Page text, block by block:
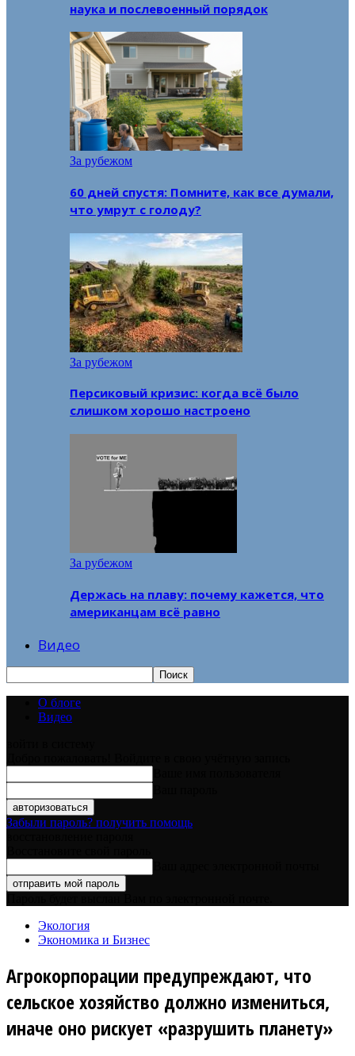
наука и послевоенный порядок
За рубежом
60 дней спустя: Помните, как все думали,
что умрут с голоду?
За рубежом
Персиковый кризис: когда всё было
слишком хорошо настроено
За рубежом
Держась на плаву: почему кажется, что
американцам всё равно
Видео
О блоге
Видео
Забыли пароль? получить помощь
Экология
Экономика и Бизнес
Агрокорпорации предупреждают, что
сельское хозяйство должно измениться,
иначе оно рискует «разрушить планету»